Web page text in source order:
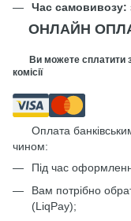
Час самовивозу:
ОНЛАЙН
Ви можете сплатити
комісії
Оплата
чином:
Під час
Вам потрібно
(LiqPay);